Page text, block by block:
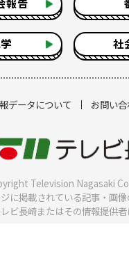
報告
社
データについて お問い
Television Nagasaki
に掲載されている記事・画像
ビ長崎またはその情報提供者